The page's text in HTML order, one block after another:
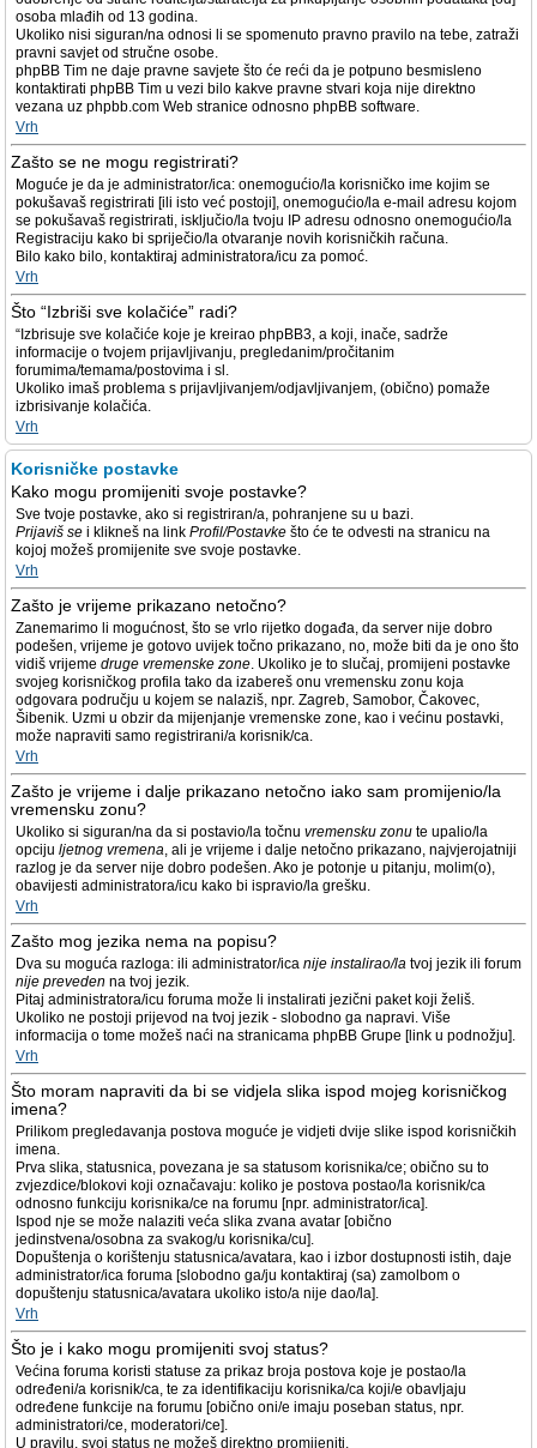
osoba mlađih od 13 godina.
Ukoliko nisi siguran/na odnosi li se spomenuto pravno pravilo na tebe, zatraži
pravni savjet od stručne osobe.
phpBB Tim ne daje pravne savjete što će reći da je potpuno besmisleno
kontaktirati phpBB Tim u vezi bilo kakve pravne stvari koja nije direktno
vezana uz phpbb.com Web stranice odnosno phpBB software.
Vrh
Zašto se ne mogu registrirati?
Moguće je da je administrator/ica: onemogućio/la korisničko ime kojim se
pokušavaš registrirati [ili isto već postoji], onemogućio/la e-mail adresu kojom
se pokušavaš registrirati, isključio/la tvoju IP adresu odnosno onemogućio/la
Registraciju kako bi spriječio/la otvaranje novih korisničkih računa.
Bilo kako bilo, kontaktiraj administratora/icu za pomoć.
Vrh
Što “Izbriši sve kolačiće” radi?
“Izbrisuje sve kolačiće koje je kreirao phpBB3, a koji, inače, sadrže
informacije o tvojem prijavljivanju, pregledanim/pročitanim
forumima/temama/postovima i sl.
Ukoliko imaš problema s prijavljivanjem/odjavljivanjem, (obično) pomaže
izbrisivanje kolačića.
Vrh
Korisničke postavke
Kako mogu promijeniti svoje postavke?
Sve tvoje postavke, ako si registriran/a, pohranjene su u bazi.
Prijaviš se i klikneš na link Profil/Postavke što će te odvesti na stranicu na
kojoj možeš promijenite sve svoje postavke.
Vrh
Zašto je vrijeme prikazano netočno?
Zanemarimo li mogućnost, što se vrlo rijetko događa, da server nije dobro
podešen, vrijeme je gotovo uvijek točno prikazano, no, može biti da je ono što
vidiš vrijeme druge vremenske zone. Ukoliko je to slučaj, promijeni postavke
svojeg korisničkog profila tako da izabereš onu vremensku zonu koja
odgovara području u kojem se nalaziš, npr. Zagreb, Samobor, Čakovec,
Šibenik. Uzmi u obzir da mijenjanje vremenske zone, kao i većinu postavki,
može napraviti samo registrirani/a korisnik/ca.
Vrh
Zašto je vrijeme i dalje prikazano netočno iako sam promijenio/la
vremensku zonu?
Ukoliko si siguran/na da si postavio/la točnu vremensku zonu te upalio/la
opciju ljetnog vremena, ali je vrijeme i dalje netočno prikazano, najvjerojatniji
razlog je da server nije dobro podešen. Ako je potonje u pitanju, molim(o),
obavijesti administratora/icu kako bi ispravio/la grešku.
Vrh
Zašto mog jezika nema na popisu?
Dva su moguća razloga: ili administrator/ica nije instalirao/la tvoj jezik ili forum
nije preveden na tvoj jezik.
Pitaj administratora/icu foruma može li instalirati jezični paket koji želiš.
Ukoliko ne postoji prijevod na tvoj jezik - slobodno ga napravi. Više
informacija o tome možeš naći na stranicama phpBB Grupe [link u podnožju].
Vrh
Što moram napraviti da bi se vidjela slika ispod mojeg korisničkog
imena?
Prilikom pregledavanja postova moguće je vidjeti dvije slike ispod korisničkih
imena.
Prva slika, statusnica, povezana je sa statusom korisnika/ce; obično su to
zvjezdice/blokovi koji označavaju: koliko je postova postao/la korisnik/ca
odnosno funkciju korisnika/ce na forumu [npr. administrator/ica].
Ispod nje se može nalaziti veća slika zvana avatar [obično
jedinstvena/osobna za svakog/u korisnika/cu].
Dopuštenja o korištenju statusnica/avatara, kao i izbor dostupnosti istih, daje
administrator/ica foruma [slobodno ga/ju kontaktiraj (sa) zamolbom o
dopuštenju statusnica/avatara ukoliko isto/a nije dao/la].
Vrh
Što je i kako mogu promijeniti svoj status?
Većina foruma koristi statuse za prikaz broja postova koje je postao/la
određeni/a korisnik/ca, te za identifikaciju korisnika/ca koji/e obavljaju
određene funkcije na forumu [obično oni/e imaju poseban status, npr.
administratori/ce, moderatori/ce].
U pravilu, svoj status ne možeš direktno promijeniti.